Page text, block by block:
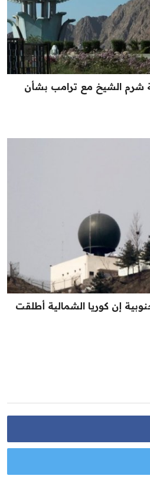
شرم الشيخ مع ترامب بشأن
إن كوريا الشمالية أطلقت